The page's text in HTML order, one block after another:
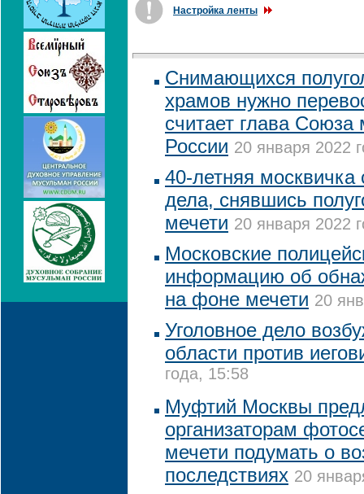
Настройка ленты
Снимающихся
храмов нужно
считает глава Союза
России 20 января 2022
40-летняя москвичка
дела, снявшись
мечети 20 января 2022
Московские
информацию об
на фоне мечети 20
Уголовное дело
области против
года, 15:58
Муфтий Москвы
организаторам
мечети подумать о
последствиях 20